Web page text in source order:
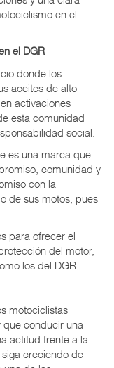
en el
el DGR
donde los
aceites de alto
activaciones
esta comunidad
social.
es una marca que
comunidad y
con la
de sus motos, pues
para ofrecer el
del motor,
los del DGR.
motociclistas
conducir una
actitud frente a la
creciendo de